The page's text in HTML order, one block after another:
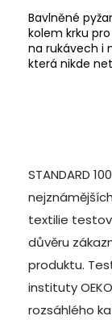
Bavlněné
kolem krku
na rukávech i
která nikde
STANDARD
textilie
důvěru
produktu.
instituty
rozsáhlého